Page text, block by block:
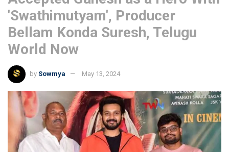
'Swathimutyam', Producer
Bellam Konda Suresh, Telugu
World Now
by Sowmya May 13, 2024